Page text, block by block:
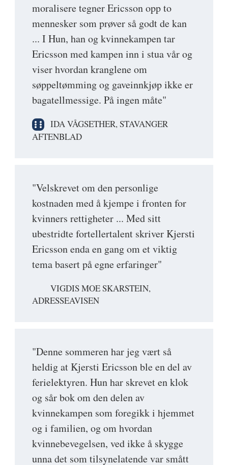
moralisere tegner Ericsson opp to
mennesker som prøver så godt de kan
... I Hun, han og kvinnekampen tar
Ericsson med kampen inn i stua vår og
viser hvordan kranglene om
søppeltømming og gaveinnkjøp ikke er
bagatellmessige. På ingen måte"
IDA VÅGSETHER, STAVANGER
AFTENBLAD
"Velskrevet om den personlige
kostnaden med å kjempe i fronten for
kvinners rettigheter ... Med sitt
ubestridte fortellertalent skriver Kjersti
Ericsson enda en gang om et viktig
tema basert på egne erfaringer"
VIGDIS MOE SKARSTEIN,
ADRESSEAVISEN
"Denne sommeren har jeg vært så
heldig at Kjersti Ericsson ble en del av
ferielektyren. Hun har skrevet en klok
og sår bok om den delen av
kvinnekampen som foregikk i hjemmet
og i familien, og om hvordan
kvinnebevegelsen, ved ikke å skygge
unna det som tilsynelatende var smått